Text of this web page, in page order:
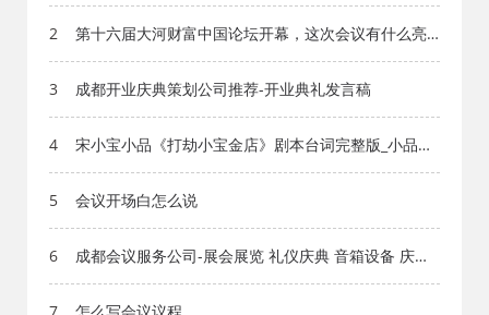
2
第十六届大河财富中国论坛开幕，这次会议有什么亮
3
成都开业庆典策划公司推荐-开业典礼发言稿
4
宋小宝小品《打劫小宝金店》剧本台词完整版_小品剧
文档网
5 会议开场白怎么说
6
成都会议服务公司-展会展览 礼仪庆典 音箱设备 庆典